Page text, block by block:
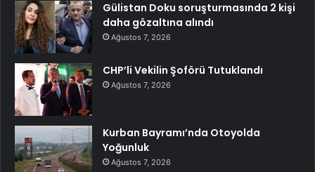
Gülistan Doku soruşturmasında 2 kişi
daha gözaltına alındı
Ağustos 7, 2026
CHP’li Vekilin Şoförü Tutuklandı
Ağustos 7, 2026
Kurban Bayramı’nda Otoyolda
Yoğunluk
Ağustos 7, 2026